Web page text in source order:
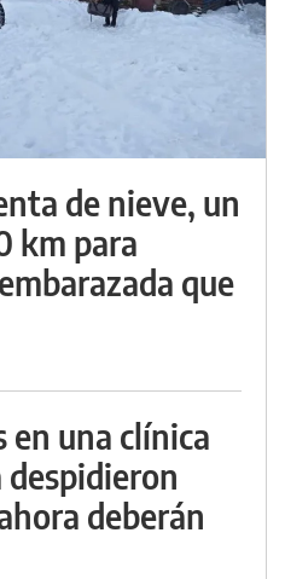
de nieve, un
km para
que
en una clínica
despidieron
deberán